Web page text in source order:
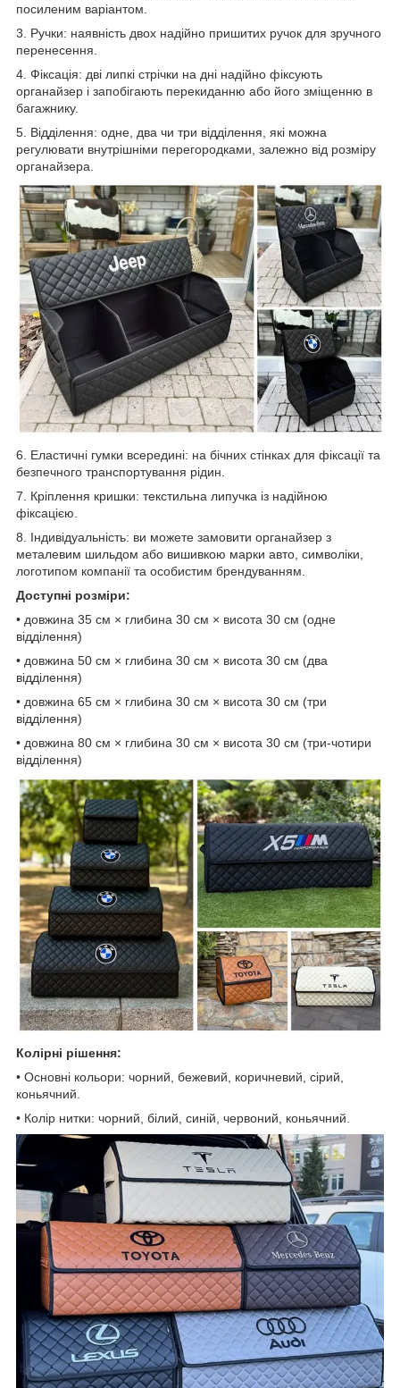
посиленим варіантом.
3. Ручки: наявність двох надійно пришитих ручок для зручного
перенесення.
4. Фіксація: дві липкі стрічки на дні надійно фіксують
органайзер і запобігають перекиданню або його зміщенню в
багажнику.
5. Відділення: одне, два чи три відділення, які можна
регулювати внутрішніми перегородками, залежно від розміру
органайзера.
6. Еластичні гумки всередині: на бічних стінках для фіксації та
безпечного транспортування рідин.
7. Кріплення кришки: текстильна липучка із надійною
фіксацією.
8. Індивідуальність: ви можете замовити органайзер з
металевим шильдом або вишивкою марки авто, символіки,
логотипом компанії та особистим брендуванням.
Доступні розміри:
• довжина 35 см × глибина 30 см × висота 30 см (одне
відділення)
• довжина 50 см × глибина 30 см × висота 30 см (два
відділення)
• довжина 65 см × глибина 30 см × висота 30 см (три
відділення)
• довжина 80 см × глибина 30 см × висота 30 см (три-чотири
відділення)
Колірні рішення:
• Основні кольори: чорний, бежевий, коричневий, сірий,
коньячний.
• Колір нитки: чорний, білий, синій, червоний, коньячний.